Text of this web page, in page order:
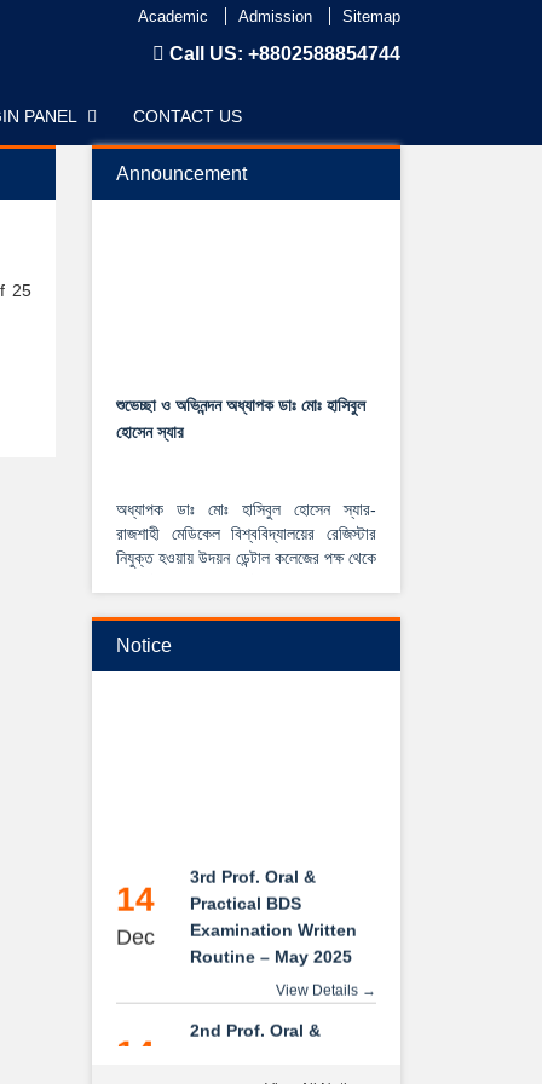
Academic Admission Sitemap
Call US: +8802588854744
PANEL CONTACT US
25
Announcement
শুভেচ্ছা ও অভিনন্দন অধ্যাপক ডাঃ মোঃ হাসিবুল
অধ্যাপক ডাঃ মোঃ হাসিবুল হোসেন স্যার-
রাজশাহী মেডিকেল বিশ্ববিদ্যালয়ের রেজিস্টার
নিযুক্ত হওয়ায় উদয়ন ডেন্টাল কলেজের পক্ষ থেকে
আন্তরিক শুভেচ্ছা ও অভিনন্দন।
View Details →
২০২৫-২০২৬ইং শিক্ষাবর্ষে বেসরকারি ডেন্টাল
Notice
14
Dec
3rd Prof. Oral &
Practical BDS
Examination Written
Routine – May 2025
14
2nd Prof. Oral &